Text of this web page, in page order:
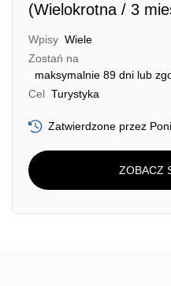
(Wielokrotna / 3
Wpisy Wiele
Zostań na
maksymalnie 89 dni lub
Cel Turystyka
Zatwierdzone przez
ZOBACZ